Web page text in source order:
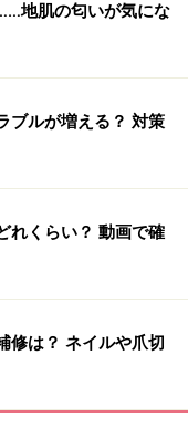
地肌の匂いが気にな
ブルが増える？ 対策
れくらい？ 動画で確
修は？ ネイルや爪切